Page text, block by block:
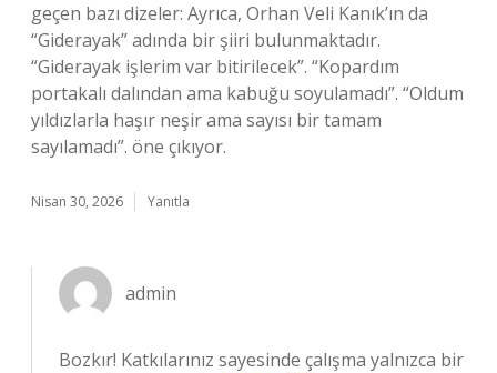
geçen bazı dizeler: Ayrıca, Orhan Veli Kanık’ın da
“Giderayak” adında bir şiiri bulunmaktadır.
“Giderayak işlerim var bitirilecek”. “Kopardım
portakalı dalından ama kabuğu soyulamadı”. “Oldum
yıldızlarla haşır neşir ama sayısı bir tamam
sayılamadı”. öne çıkıyor.
Nisan 30, 2026 Yanıtla
admin
Bozkır! Katkılarınız sayesinde çalışma yalnızca bir